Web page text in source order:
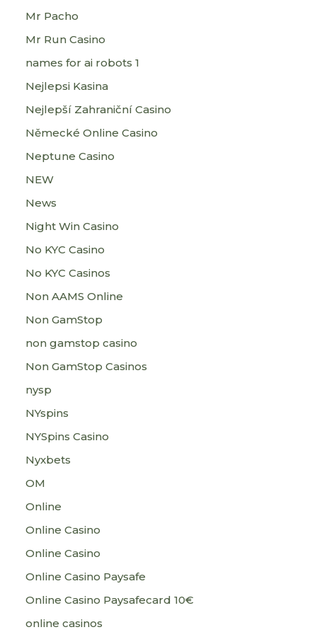
Mr Pacho
Mr Run Casino
names for ai robots 1
Nejlepsi Kasina
Nejlepší Zahraniční Casino
Německé Online Casino
Neptune Casino
NEW
News
Night Win Casino
No KYC Casino
No KYC Casinos
Non AAMS Online
Non GamStop
non gamstop casino
Non GamStop Casinos
nysp
NYspins
NYSpins Casino
Nyxbets
OM
Online
Online Casino
Online Casino
Online Casino Paysafe
Online Casino Paysafecard 10€
online casinos